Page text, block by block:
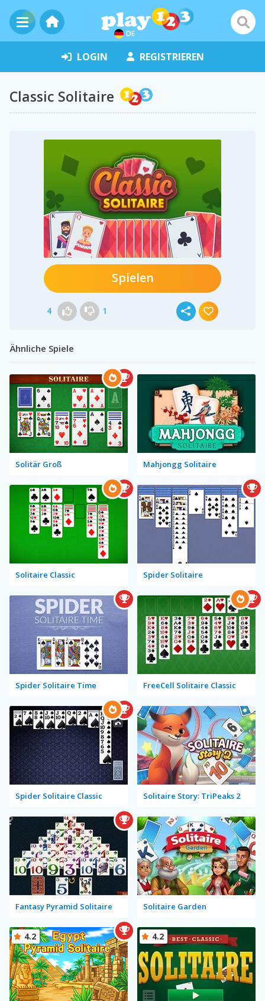
DE
LOGIN REGISTRIEREN
Classic Solitaire
Spielen
4 1
Ähnliche Spiele
Solitär Groß Mahjongg Solitaire
Solitaire Classic Spider Solitaire
Spider Solitaire Time FreeCell Solitaire Classic
Spider Solitaire Classic Solitaire Story: TriPeaks 2
Fantasy Pyramid Solitaire Solitaire Garden
4.2 4.2